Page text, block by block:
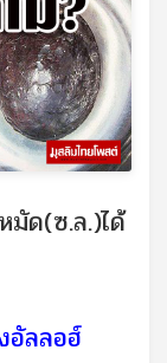
ด(ซ.ล.)ได้
อัลลอฮ์